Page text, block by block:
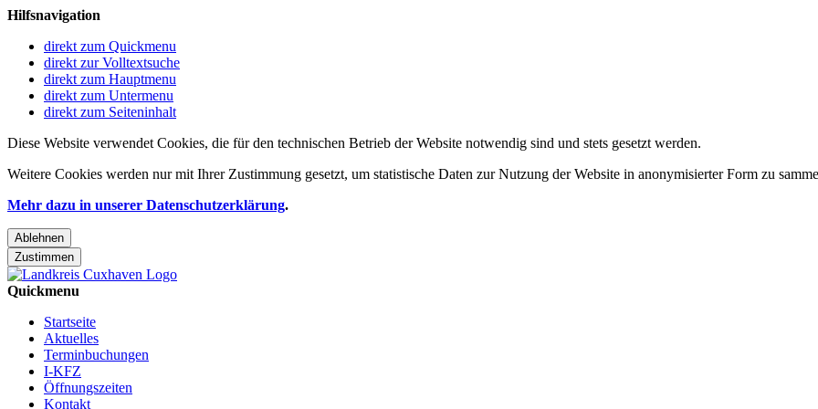
Hilfsnavigation
direkt zum Quickmenu
direkt zur Volltextsuche
direkt zum Hauptmenu
direkt zum Untermenu
direkt zum Seiteninhalt
Diese Website verwendet Cookies, die für den technischen Betrieb der Website notwendig sind und stets gesetzt werden.
Weitere Cookies werden nur mit Ihrer Zustimmung gesetzt, um statistische Daten zur Nutzung der Website in anonymisierter Form zu
Mehr dazu in unserer Datenschutzerklärung.
Ablehnen
Zustimmen
Quickmenu
Startseite
Aktuelles
Terminbuchungen
I-KFZ
Öffnungszeiten
Kontakt